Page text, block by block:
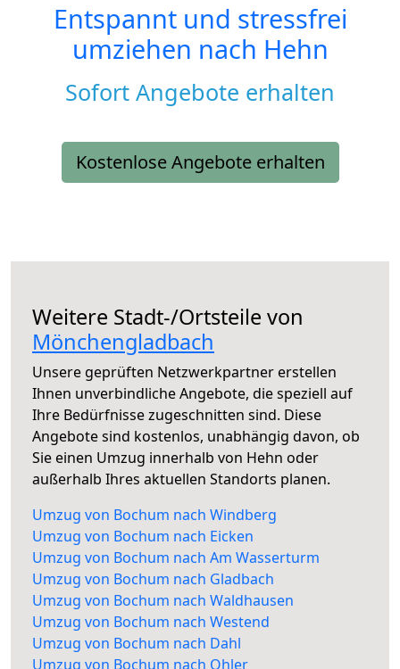
Entspannt und stressfrei
umziehen nach Hehn
Sofort Angebote erhalten
Kostenlose Angebote erhalten
Weitere Stadt-/Ortsteile von
Mönchengladbach
Unsere geprüften Netzwerkpartner erstellen
Ihnen unverbindliche Angebote, die speziell auf
Ihre Bedürfnisse zugeschnitten sind. Diese
Angebote sind kostenlos, unabhängig davon, ob
Sie einen Umzug innerhalb von Hehn oder
außerhalb Ihres aktuellen Standorts planen.
Umzug von Bochum nach Windberg
Umzug von Bochum nach Eicken
Umzug von Bochum nach Am Wasserturm
Umzug von Bochum nach Gladbach
Umzug von Bochum nach Waldhausen
Umzug von Bochum nach Westend
Umzug von Bochum nach Dahl
Umzug von Bochum nach Ohler